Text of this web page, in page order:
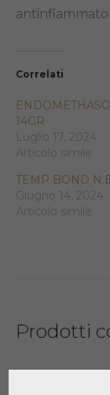
Correlati
14GR
Luglio 17, 2024
Articolo simile
TEMP BOND
Giugno 14, 2024
Articolo simile
Prodotti